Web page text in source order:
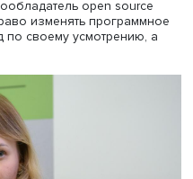
Одоевскаяприняла
vs free software: какой
для цифрового
в сфере
исходным кодом — open
open
право изменять
код по своему